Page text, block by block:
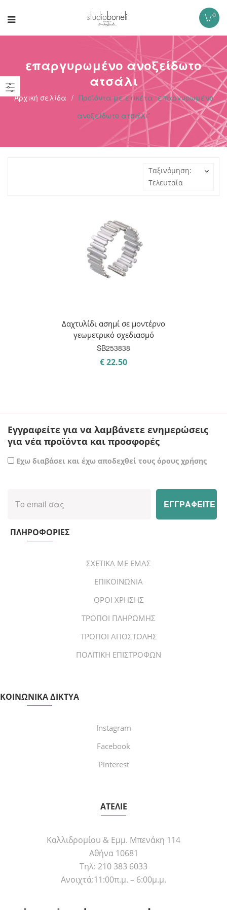
0
επαργυρωμένο ανοξείδωτο
ατσάλι
Αρχική σελίδα / Προϊόντα με ετικέτα “επαργυρωμένο
ανοξείδωτο ατσάλι”
Ταξινόμηση:
Τελευταία
Δαχτυλίδι ασημί σε μοντέρνο
γεωμετρικό σχεδιασμό
SB253838
€22.50
Εγγραφείτε για να λαμβάνετε ενημερώσεις
για νέα προϊόντα και προσφορές
Εχω διαβάσει και έχω αποδεχθεί τους όρους χρήσης
ΠΛΗΡΟΦΟΡΙΕΣ
ΣΧΕΤΙΚΑ ΜΕ ΕΜΑΣ
ΕΠΙΚΟΙΝΩΝΙΑ
ΟΡΟΙ ΧΡΗΣΗΣ
ΤΡΟΠΟΙ ΠΛΗΡΩΜΗΣ
ΤΡΟΠΟΙ ΑΠΟΣΤΟΛΗΣ
ΠΟΛΙΤΙΚΗ ΕΠΙΣΤΡΟΦΩΝ
ΚΟΙΝΩΝΙΚΑ ΔΙΚΤΥΑ
Instagram
Facebook
Pinterest
ΑΤΕΛΙΕ
Καλλιδρομίου & Εμμ. Μπενάκη 114
Αθήνα 10681
Τηλ: 210 383 6033
Ανοιχτά:11:00π.μ. – 6:00μ.μ.